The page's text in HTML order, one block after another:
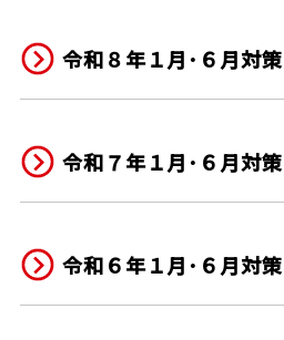
令和８年１月･６月対策
令和７年１月･６月対策
令和６年１月･６月対策